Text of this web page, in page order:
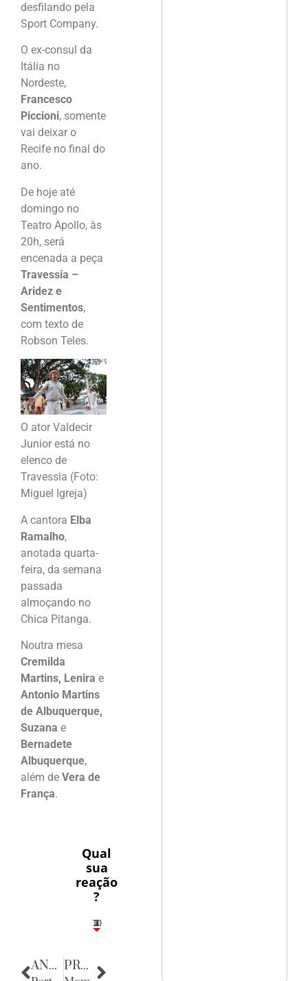
desfilando pela
Sport Company.
O ex-consul da
Itália no
Nordeste,
Francesco
Piccioni, somente
vai deixar o
Recife no final do
ano.
De hoje até
domingo no
Teatro Apollo, às
20h, será
encenada a peça
Travessia –
Aridez e
Sentimentos,
com texto de
Robson Teles.
O ator Valdecir
Junior está no
elenco de
Travessia (Foto:
Miguel Igreja)
A cantora Elba
Ramalho,
anotada quarta-
feira, da semana
passada
almoçando no
Chica Pitanga.
Noutra mesa
Cremilda
Martins, Lenira e
Antonio Martins
de Albuquerque,
Suzana e
Bernadete
Albuquerque,
além de Vera de
França.
Qual
sua
reação
?
3
1
1
2
10
ANTERIOR PRÓXIMA